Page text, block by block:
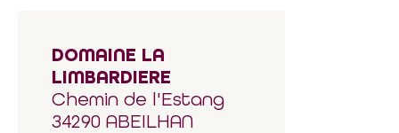
DOMAINE LA
LIMBARDIERE
Chemin de l'Estang
34290 ABEILHAN